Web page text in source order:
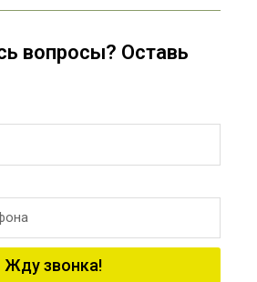
вопросы? Оставь
Жду звонка!